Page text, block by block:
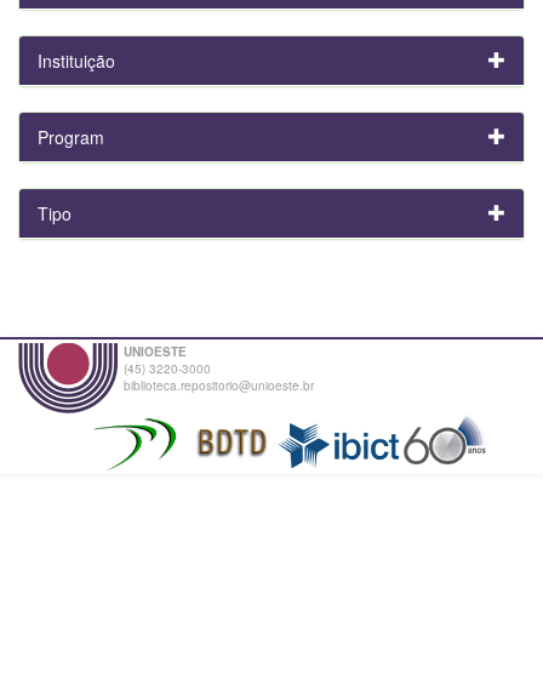
Instituição
Program
Tipo
UNIOESTE
(45) 3220-3000
biblioteca.repositorio@unioeste.br